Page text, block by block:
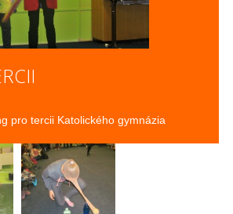
pro tercii Katolického gymnázia